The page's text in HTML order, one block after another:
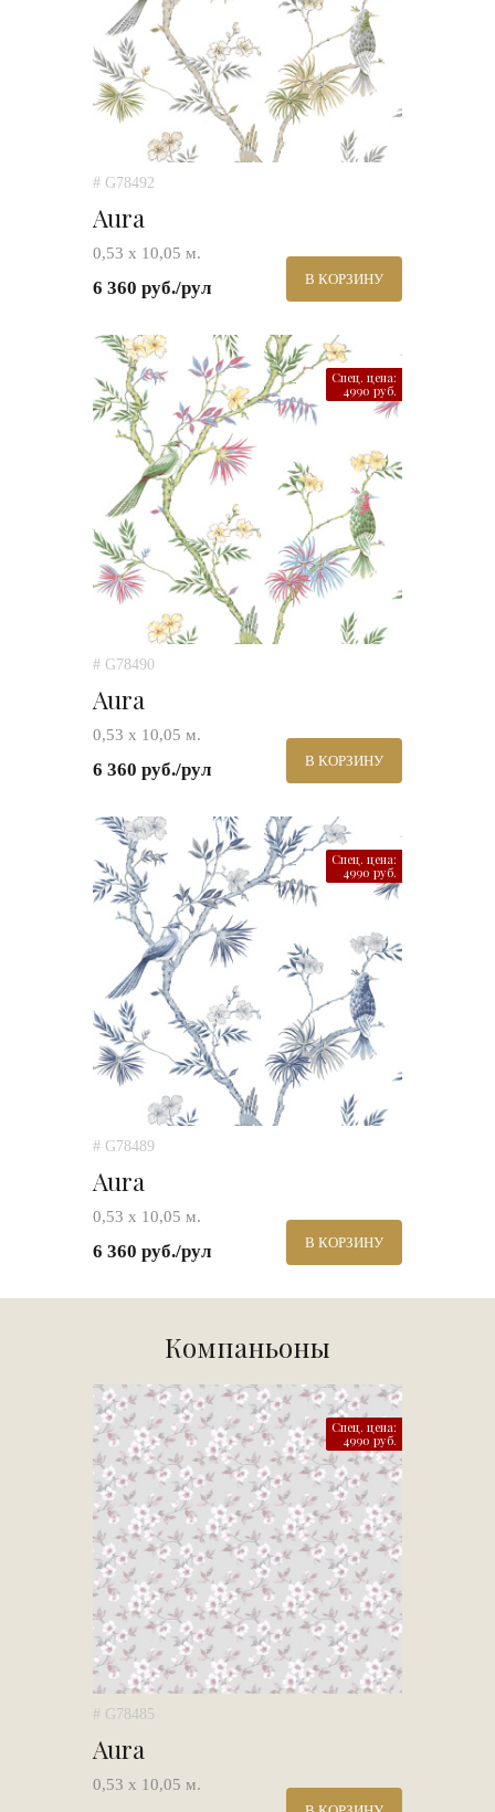
# G78492
Aura
0,53 х 10,05 м.
6 360 руб./рул В КОРЗИНУ
Спец. цена:
4990 руб.
# G78490
Aura
0,53 х 10,05 м.
6 360 руб./рул В КОРЗИНУ
Спец. цена:
4990 руб.
# G78489
Aura
0,53 х 10,05 м.
6 360 руб./рул В КОРЗИНУ
Компаньоны
Спец. цена:
4990 руб.
# G78485
Aura
0,53 х 10,05 м.